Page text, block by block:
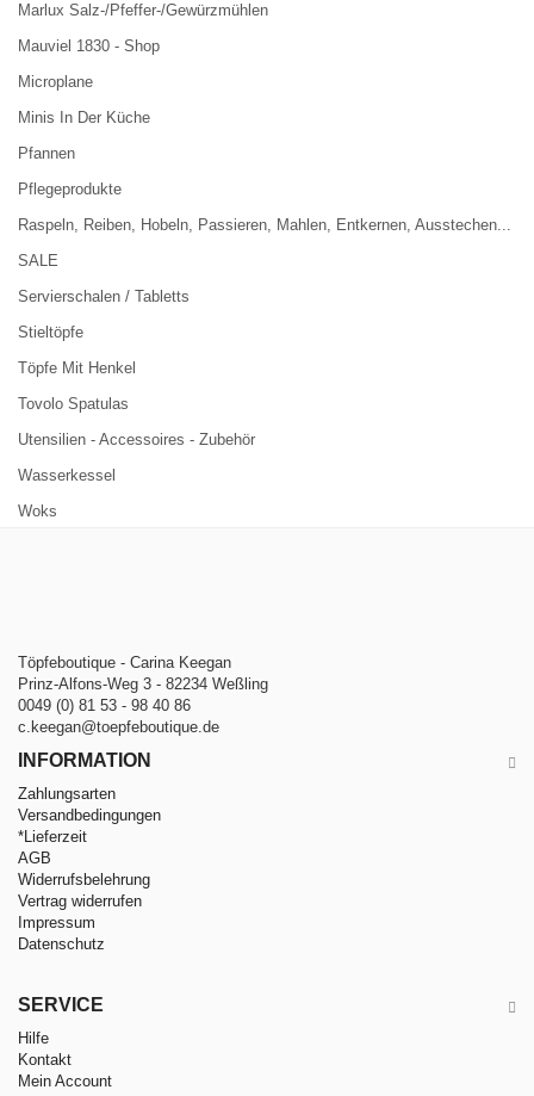
Marlux Salz-/Pfeffer-/Gewürzmühlen
Mauviel 1830 - Shop
Microplane
Minis In Der Küche
Pfannen
Pflegeprodukte
Raspeln, Reiben, Hobeln, Passieren, Mahlen, Entkernen, Ausstechen...
SALE
Servierschalen / Tabletts
Stieltöpfe
Töpfe Mit Henkel
Tovolo Spatulas
Utensilien - Accessoires - Zubehör
Wasserkessel
Woks
Töpfeboutique - Carina Keegan
Prinz-Alfons-Weg 3 - 82234 Weßling
0049 (0) 81 53 - 98 40 86
c.keegan@toepfeboutique.de
INFORMATION
Zahlungsarten
Versandbedingungen
*Lieferzeit
AGB
Widerrufsbelehrung
Vertrag widerrufen
Impressum
Datenschutz
SERVICE
Hilfe
Kontakt
Mein Account